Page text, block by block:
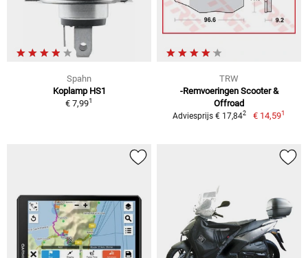
Spahn
Koplamp HS1
€ 7,991
TRW
-Remvoeringen Scooter &
Offroad
Adviesprijs € 17,842 € 14,591